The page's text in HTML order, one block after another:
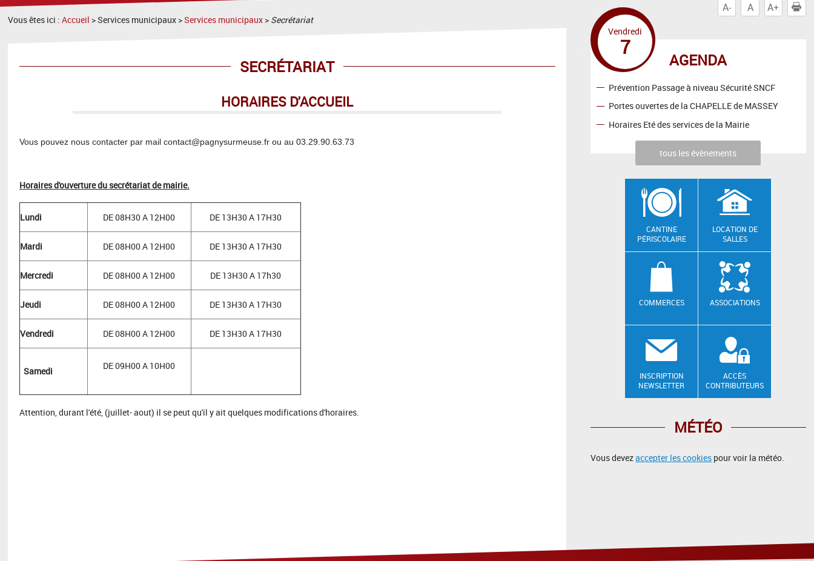
A- A A+
Vous êtes ici :Accueil > Services municipaux >Services municipaux > Secrétariat
SECRÉTARIAT
HORAIRES D'ACCUEIL
Vous pouvez nous contacter par mail contact@pagnysurmeuse.fr ou au 03.29.90.63.73
Horaires d'ouverture du secrétariat de mairie.
Lundi DE 08H30 A 12H00 DE 13H30 A 17H30
Mardi DE 08H00 A 12H00 DE 13H30 A 17H30
Mercredi DE 08H00 A 12H00 DE 13H30 A 17h30
Jeudi DE 08H00 A 12H00 DE 13H30 A 17H30
Vendredi DE 08H00 A 12H00 DE 13H30 A 17H30
Samedi DE 09H00 A 10H00
Attention, durant l'été, (juillet- aout) il se peut qu'il y ait quelques modifications d'horaires.
AGENDA
Vendredi
7
Prévention Passage à niveau Sécurité SNCF
Portes ouvertes de la CHAPELLE de MASSEY
Horaires Eté des services de la Mairie
tous les évènements
CANTINE
PÉRISCOLAIRE
LOCATION DE
SALLES
COMMERCES ASSOCIATIONS
INSCRIPTION
NEWSLETTER
ACCÈS
CONTRIBUTEURS
MÉTÉO
Vous devezaccepter les cookies pour voir la météo.